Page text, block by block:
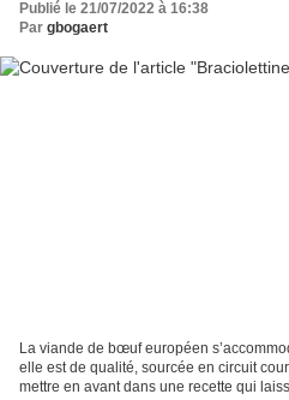
Publié le 21/07/2022 à 16:38
Par gbogaert
La viande de bœuf européen
elle est de qualité, sourcée en circuit
mettre en avant dans une recette qui